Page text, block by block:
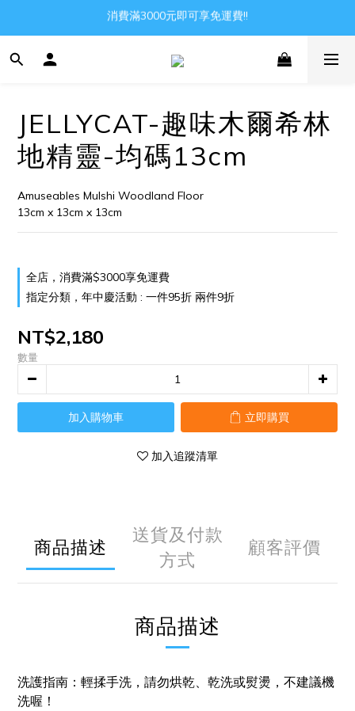
Gather all the joys in the world
消費滿3000元即可享免運費!!
JELLYCAT-趣味木爾希林
地精靈-均碼13cm
Amuseables Mulshi Woodland Floor
13cm x 13cm x 13cm
全店，消費滿$3000享免運費
指定分類，年中慶活動 : 一件95折 兩件9折
NT$2,180
數量
加入購物車 立即購買
加入追蹤清單
商品描述
送貨及付款
方式
顧客評價
商品描述
洗護指南：輕揉手洗，請勿烘乾、乾洗或熨燙，不建議機
洗喔！